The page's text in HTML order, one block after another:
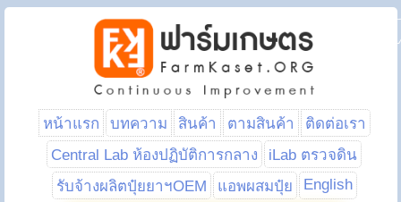
หน้าแรก บทความ สินค้า ตามสินค้า
ติดต่อเรา
Central Lab ห้องปฏิบัติการกลาง
iLab ตรวจดิน
รับจ้างผลิตปุ๋ยยาฯOEM
แอพผสมปุ๋ย English